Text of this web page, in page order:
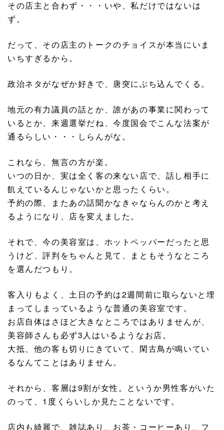
その店主と合わず・・・いや、私だけではないは
ず。
だって、その店主のトークのチョイスが本当にいま
いちすぎるから。
政治ネタがなぜか好きで、唐突にぶち込んでくる。
地元の有力議員の話とか、誰があの事業に関わって
いるとか、来週選挙だね、今度国会でこんな法案が
通るらしい・・・しらんがな。
これなら、無言の方が楽。
いつの日か、実は全く客の来ない店で、話し相手に
飢えているんじゃないかと思ったくらい。
予約の際、またあの話聞かなきゃならんのかと考え
るようになり、店を変えました。
それで、今の美容室は、ホットペッパーだったと思
うけど、評判をちゃんと見て、まともそうなところ
を選んだつもり。
客入りもよく、土日の予約は2週間前に取らないと埋
まってしまっているような普通の美容室です。
お店自体はさほど大きなところではありませんが、
美容師さんも必ず3人はいるようなお店。
大抵、他の客も切りにきていて、閑古鳥が鳴いてい
るなんてことはありません。
それから、客層は9割が女性。というか男性客がいた
のって、1度くらいしか見たことないです。
店内も綺麗で、雑誌あり、お茶・コーヒーあり、フ